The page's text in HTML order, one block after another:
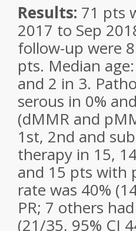
Results: 71 pts
2017 to Sep
follow-up were
pts. Median
and 2 in 3.
serous in 0%
(dMMR and
1st, 2nd and
therapy in 15,
and 15 pts with
rate was 40%
PR; 7 others
(21/35, 95% CI